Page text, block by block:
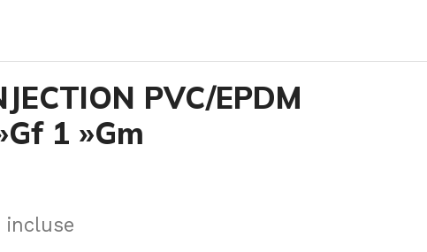
PVC/EPDM
1 »Gm
incluse